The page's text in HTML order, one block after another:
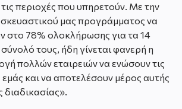
περιοχές που υπηρετούν. Με την
μας προγράμματος να
στο 78% ολοκλήρωσης για τα 14
τους, ήδη γίνεται φανερή η
πολλών εταιρειών να ενώσουν τις
εμάς και να αποτελέσουν μέρος αυτής